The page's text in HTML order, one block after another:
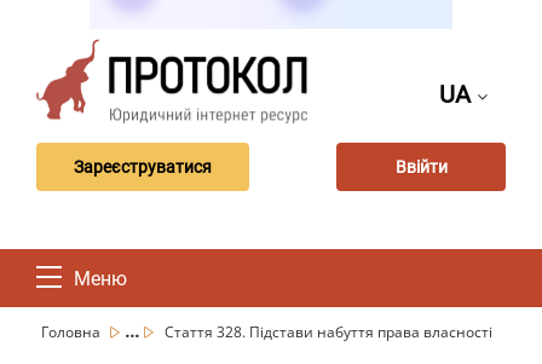
UA
Зареєструватися Ввійти
Меню
Головна ... Стаття 328. Підстави набуття права власності